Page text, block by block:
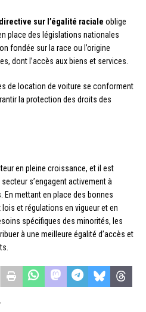
directive sur l’égalité raciale oblige
place des législations nationales
fondée sur la race ou l’origine
dont l’accès aux biens et services.
de location de voiture se conforment
la protection des droits des
en pleine croissance, et il est
s’engagent activement à
mettant en place des bonnes
et régulations en vigueur et en
spécifiques des minorités, les
à une meilleure égalité d’accès et